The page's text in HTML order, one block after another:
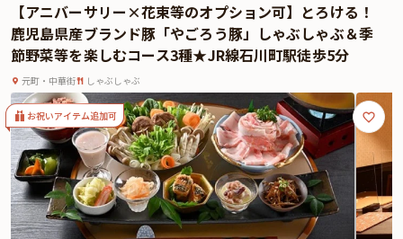
用意しております。ご希望のメッセージを承りますので、普段はなかなか伝え
られない、感謝やお祝いの気持ちをさりげなく伝えてみてはいかがでしょう
か。特別な日にふさわしい、至福の美食時間を「鉄板焼き 浜」が心を込めてお
届けいたします。
【アニバーサリー×花束等のオプション可】とろける！
鹿児島県産ブランド豚「やごろう豚」しゃぶしゃぶ＆季
節野菜等を楽しむコース3種★JR線石川町駅徒歩5分
元町・中華街 しゃぶしゃぶ
お祝いアイテム追加可